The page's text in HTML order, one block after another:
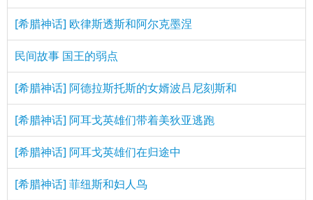
[希腊神话] 欧律斯透斯和阿尔克墨涅
民间故事 国王的弱点
[希腊神话] 阿德拉斯托斯的女婿波吕尼刻斯和
[希腊神话] 阿耳戈英雄们带着美狄亚逃跑
[希腊神话] 阿耳戈英雄们在归途中
[希腊神话] 菲纽斯和妇人鸟